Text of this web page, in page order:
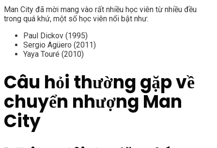
Man City đã mời mang vào rất nhiều học viên từ nhiều đều
trong quá khứ, một số học viên nổi bật như:
Paul Dickov (1995)
Sergio Agüero (2011)
Yaya Touré (2010)
Câu hỏi thường gặp về
chuyển nhượng Man
City